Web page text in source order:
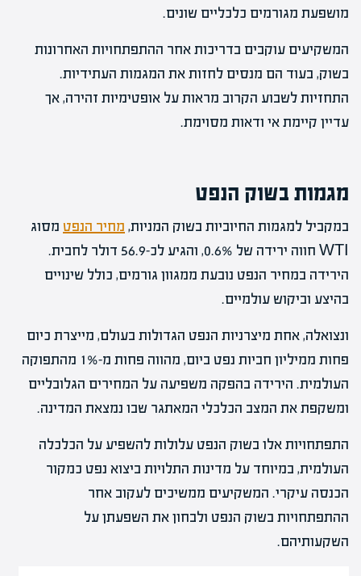
מושפעת מגורמים כלכליים שונים.
המשקיעים עוקבים בדריכות אחר ההתפתחויות האחרונות
בשוק, בעוד הם מנסים לחזות את המגמות העתידיות.
התחזיות לשבוע הקרוב מראות על אופטימיות זהירה, אך
עדיין קיימת אי ודאות מסוימת.
מגמות בשוק הנפט
במקביל למגמות החיוביות בשוק המניות, מחיר הנפט מסוג
WTI חווה ירידה של 0.6%, והגיע לכ-56.9 דולר לחבית.
הירידה במחיר הנפט נובעת ממגוון גורמים, כולל שינויים
בהיצע וביקוש עולמיים.
ונצואלה, אחת מיצרניות הנפט הגדולות בעולם, מייצרת כיום
פחות ממיליון חביות נפט ביום, מהווה פחות מ-1% מהתפוקה
העולמית. הירידה בהפקה משפיעה על המחירים הגלובליים
ומשקפת את המצב הכלכלי המאתגר שבו נמצאת המדינה.
התפתחויות אלו בשוק הנפט עלולות להשפיע על הכלכלה
העולמית, במיוחד על מדינות התלויות ביצוא נפט כמקור
הכנסה עיקרי. המשקיעים ממשיכים לעקוב אחר
ההתפתחויות בשוק הנפט ולבחון את השפעתן על
השקעותיהם.